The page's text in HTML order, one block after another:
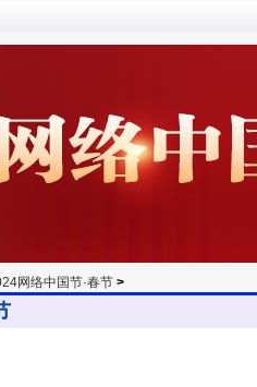
网络中国节·春节 >